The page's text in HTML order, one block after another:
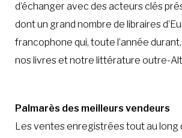
d’échanger avec des acteurs clés
dont un grand nombre de libraires
francophone qui, toute l’année
nos livres et notre littérature outre-
Palmarès des meilleurs vendeurs
Les ventes enregistrées tout au long